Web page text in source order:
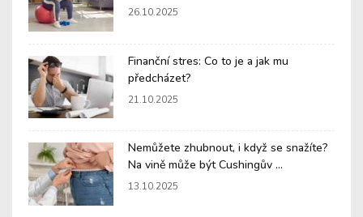
26.10.2025
Finanční stres: Co to je a jak mu
předcházet?
21.10.2025
Nemůžete zhubnout, i když se snažíte?
Na vině může být Cushingův ...
13.10.2025